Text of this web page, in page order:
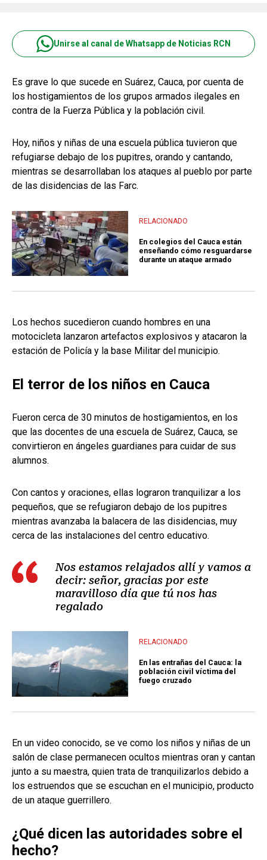
Unirse al canal de Whatsapp de Noticias RCN
Es grave lo que sucede en Suárez, Cauca, por cuenta de
los hostigamientos de los grupos armados ilegales en
contra de la Fuerza Pública y la población civil.
Hoy, niños y niñas de una escuela pública tuvieron que
refugiarse debajo de los pupitres, orando y cantando,
mientras se desarrollaban los ataques al pueblo por parte
de las disidencias de las Farc.
RELACIONADO
En colegios del Cauca están
enseñando cómo resguardarse
durante un ataque armado
Los hechos sucedieron cuando hombres en una
motocicleta lanzaron artefactos explosivos y atacaron la
estación de Policía y la base Militar del municipio.
El terror de los niños en Cauca
Fueron cerca de 30 minutos de hostigamientos, en los
que las docentes de una escuela de Suárez, Cauca, se
convirtieron en ángeles guardianes para cuidar de sus
alumnos.
Con cantos y oraciones, ellas lograron tranquilizar a los
pequeños, que se refugiaron debajo de los pupitres
mientras avanzaba la balacera de las disidencias, muy
cerca de las instalaciones del centro educativo.
Nos estamos relajados allí y vamos a
decir: señor, gracias por este
maravilloso día que tú nos has
regalado
RELACIONADO
En las entrañas del Cauca: la
población civil víctima del
fuego cruzado
En un video conocido, se ve como los niños y niñas de un
salón de clase permanecen ocultos mientras oran y cantan
junto a su maestra, quien trata de tranquilizarlos debido a
los estruendos que se escuchan en el municipio, producto
de un ataque guerrillero.
¿Qué dicen las autoridades sobre el
hecho?